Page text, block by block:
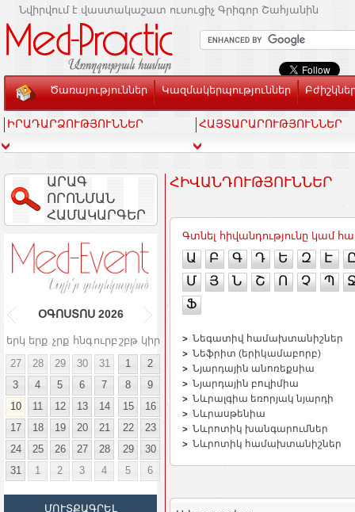
Նվիրվում է վաստակաշատ ուսուցիչ Գրիգոր Շահյանին
Ծառայություններ Կազմակերպություններ
ԻՐԱԴԱՐՁՈՒԹՅՈՒՆՆԵՐ ՀԱՅՏԱՐԱՐՈՒԹՅՈՒՆՆԵՐ
ԱՐԱԳ
ՈՐՈՆՄԱՆ
ՀԱՄԱԿԱՐԳԵՐ
ՕԳՈՍՏՈՍ 2026
երկ երք չրք հնգուրբ շբթ կիր
27
28 29 30 31 1
2
3
4 5 6 7 8
9
10
11 12 13 14 15
16
17
18 19 20 21 22
23
24
25 26 27 28 29
30
31
1 2 3 4 5 6
ՄՈՒՏՔԱԳՐԵԼ
ՀԻՎԱՆԴՈՒԹՅՈՒՆՆԵՐ
Գտնել հիվանդությունը կամ
Ա Բ Գ Դ Ե Զ Է
Մ
Յ Ն Շ Ո Չ Պ
Ֆ
Նեգատիվ համախտանիշներ
Նեֆրիտ (երիկամաբորբ)
Նյարդային անոռեքսիա
Նյարդային բուլիմիա
Նևրալգիա եռորյակ նյարդի
Նևրասթենիա
Նևրոտիկ խանգարումներ
Նևրոտիկ համախտանիշներ